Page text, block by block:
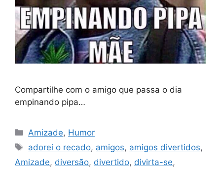
Compartilhe com o amigo que passa o dia
empinando pipa…
Categorias
Amizade, Humor
Tags
adorei o recado, amigos, amigos divertidos,
Amizade, diversão, divertido, divirta-se,